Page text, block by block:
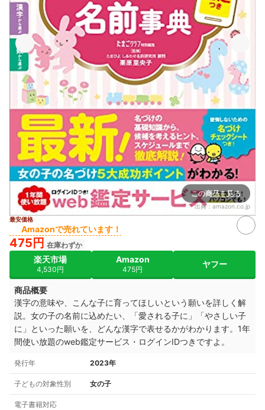
この商品を見る
出典： amazon.co.jp
最安価格
Amazonで売れています！
475円 在庫わずか
楽天市場
4,530円
Amazon
475円
ヤフー
商品概要
漢字の意味や、こんな子に育ってほしいという願いを詳しく解
説。女の子の名前に込めたい、「愛される子に」「やさしい子
に」といった願いを、どんな漢字で表せるかがわかります。1年
間使い放題のweb鑑定サービス・ログインIDつきですよ。
発行年 2023年
子どもの対象性別 女の子
電子書籍対応